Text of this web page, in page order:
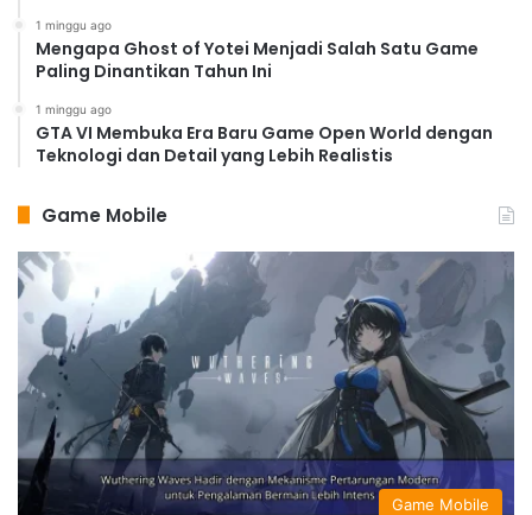
1 minggu ago
Mengapa Ghost of Yotei Menjadi Salah Satu Game
Paling Dinantikan Tahun Ini
1 minggu ago
GTA VI Membuka Era Baru Game Open World dengan
Teknologi dan Detail yang Lebih Realistis
Game Mobile
Game Mobile